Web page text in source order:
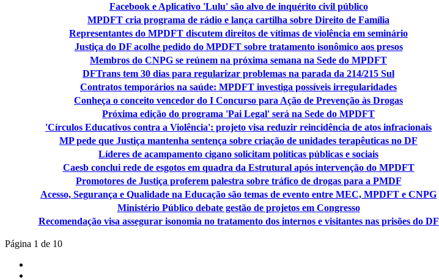
Facebook e Aplicativo 'Lulu' são alvo de inquérito civil público
MPDFT cria programa de rádio e lança cartilha sobre Direito de Família
Representantes do MPDFT discutem direitos de vítimas de violência em seminário
Justiça do DF acolhe pedido do MPDFT sobre tratamento isonômico aos presos
Membros do CNPG se reúnem na próxima semana na Sede do MPDFT
DFTrans tem 30 dias para regularizar problemas na parada da 214/215 Sul
Contratos temporários na saúde: MPDFT investiga possíveis irregularidades
Conheça o conceito vencedor do I Concurso para Ação de Prevenção às Drogas
Próxima edição do programa 'Pai Legal' será na Sede do MPDFT
'Círculos Educativos contra a Violência': projeto visa reduzir reincidência de atos infracionais
MP pede que Justiça mantenha sentença sobre criação de unidades terapêuticas no DF
Líderes de acampamento cigano solicitam políticas públicas e sociais
Caesb conclui rede de esgotos em quadra da Estrutural após intervenção do MPDFT
Promotores de Justiça proferem palestra sobre tráfico de drogas para a PMDF
Acesso, Segurança e Qualidade na Educação são temas de evento entre MEC, MPDFT e CNPG
Ministério Público debate gestão de projetos em Congresso
Recomendação visa assegurar isonomia no tratamento dos internos e visitantes nas prisões do DF
Página 1 de 10